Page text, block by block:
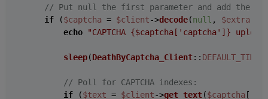
// Put null the first parameter and add the
if ($captcha = $client->decode(null , $extra
echo
"CAPTCHA {$captcha['captcha']}
sleep(DeathByCaptcha_Client::
// Poll for CAPTCHA indexes:
if ($text = $client->get_text($captcha [